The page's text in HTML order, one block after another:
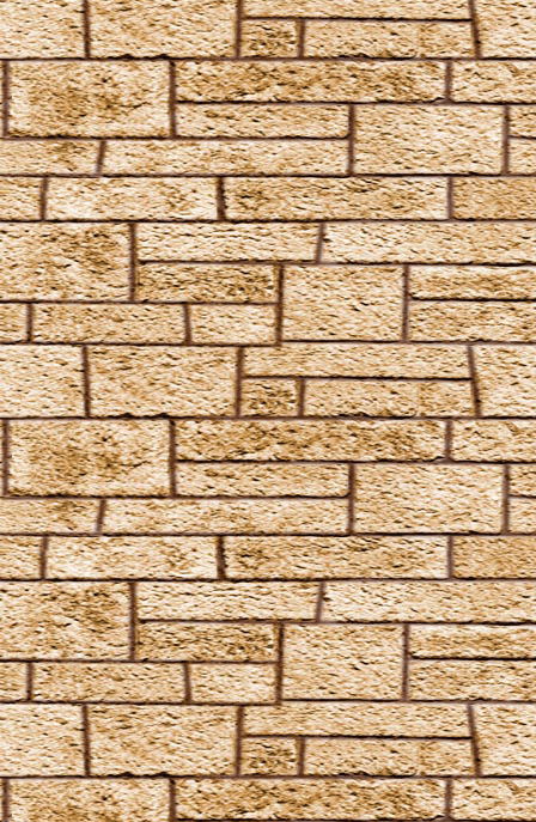
Fidelius-Zauber
Finite Incantatem
Finite
Fumos
Goldene Flämmchen
Homenum revelio
Homorphus-Zauber
Immobilus
Impedimenta
Imperturbatio
Incarcerus
Inflatus
Liberacorpus
Muffliato
Nebulus
Partis Temporus
Peskiwichteli Pesternomi
Protego
Protego Diabolica
Protego Horribilis
Protego Maxima
Protego Totalum
Pullus
Relaschio
Repello Inimicum
Repello Muggeltum
Riddikulus
Salvio Hexia
Snufflifors
Türblockierende Flammen
Vermiculus
Vipera Evanesca